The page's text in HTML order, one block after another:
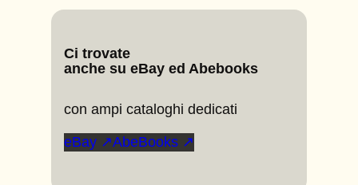
Ci trovate
anche su eBay ed Abebooks
con ampi cataloghi dedicati
eBay ↗AbeBooks ↗